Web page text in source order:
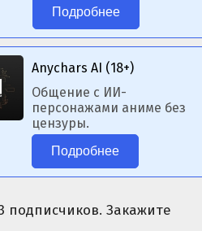
Подробнее
Anychars AI (18+)
Общение с ИИ-
персонажами аниме без
цензуры.
Подробнее
подписчиков. Закажите